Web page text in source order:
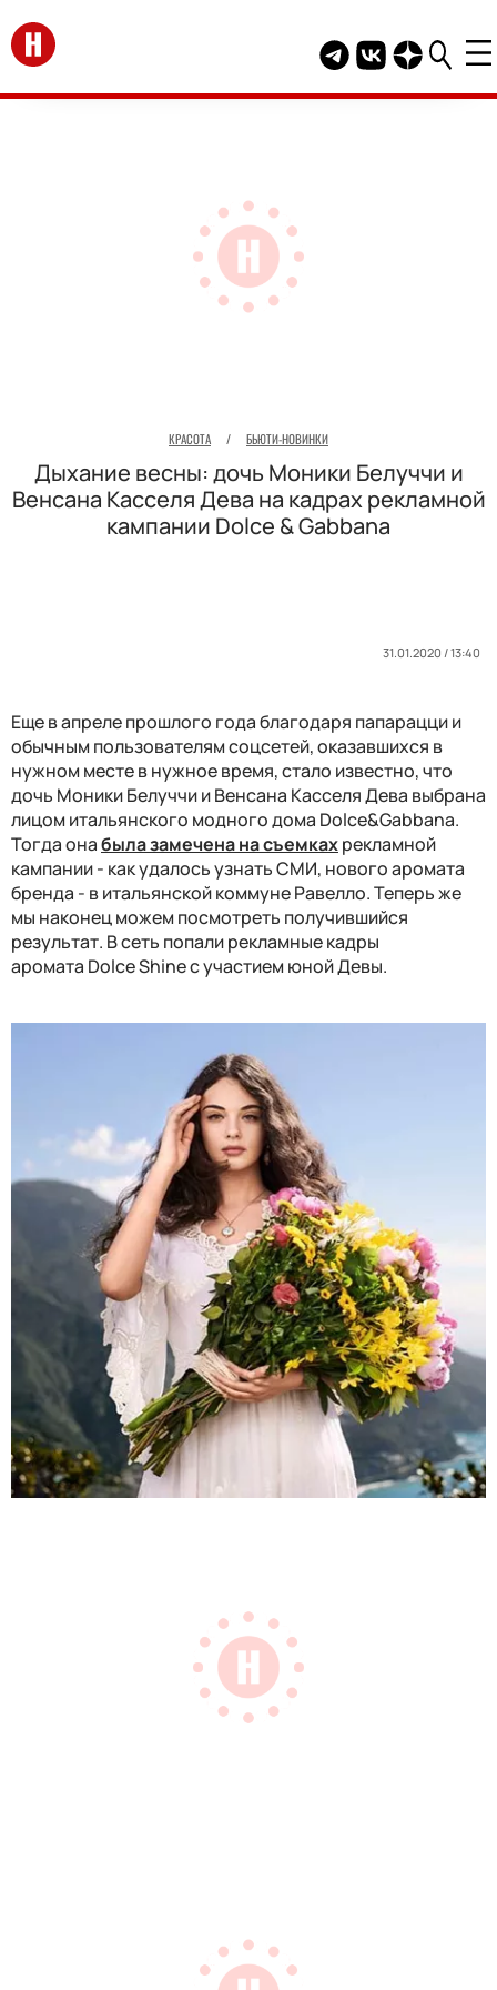
Перейти на главную
Telegram канал
Группа HELLO
Канал
КРАСОТА / БЬЮТИ-НОВИНКИ
Дыхание весны: дочь Моники Белуччи и
Венсана Касселя Дева на кадрах рекламной
кампании Dolce & Gabbana
31.01.2020 / 13:40
Еще в апреле прошлого года благодаря папарацци и
обычным пользователям соцсетей, оказавшихся в
нужном месте в нужное время, стало известно, что
дочь Моники Белуччи и Венсана Касселя Дева выбрана
лицом итальянского модного дома Dolce&Gabbana.
Тогда онабыла замечена на съемкахрекламной
кампании - как удалось узнать СМИ, нового аромата
бренда - в итальянской коммуне Равелло. Теперь же
мы наконец можем посмотреть получившийся
результат. В сеть попали рекламные кадры
аромата Dolce Shine с участием юной Девы.